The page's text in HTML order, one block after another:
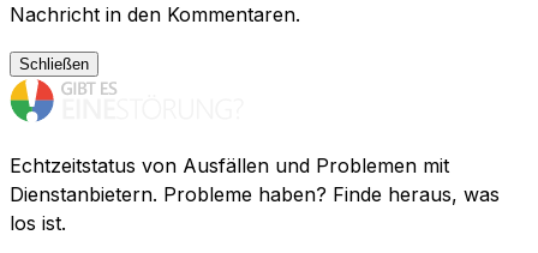
Nachricht in den Kommentaren.
Schließen
Echtzeitstatus von Ausfällen und Problemen mit
Dienstanbietern. Probleme haben? Finde heraus, was
los ist.